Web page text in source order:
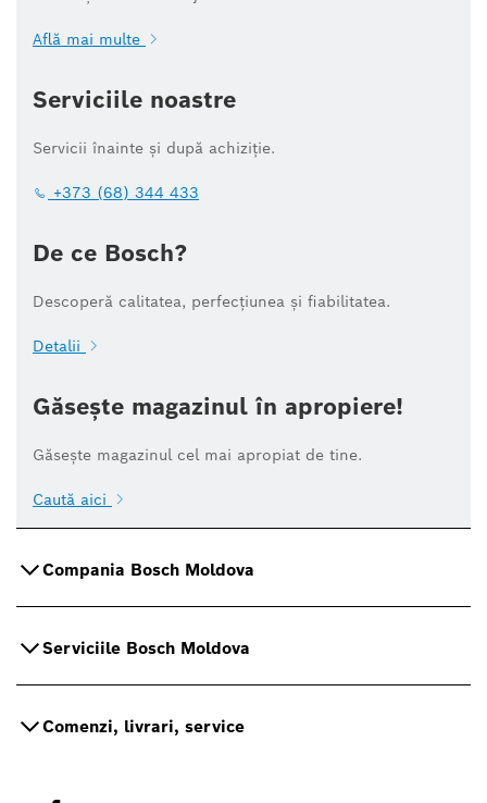
Află mai multe
Serviciile noastre
Servicii înainte și după achiziție.
+373 (68) 344 433
De ce Bosch?
Descoperă calitatea, perfecțiunea și fiabilitatea.
Detalii
Găsește magazinul în apropiere!
Găsește magazinul cel mai apropiat de tine.
Caută aici
Compania Bosch Moldova
Serviciile Bosch Moldova
Comenzi, livrari, service